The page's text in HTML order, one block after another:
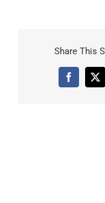
Share This
Facebook
X